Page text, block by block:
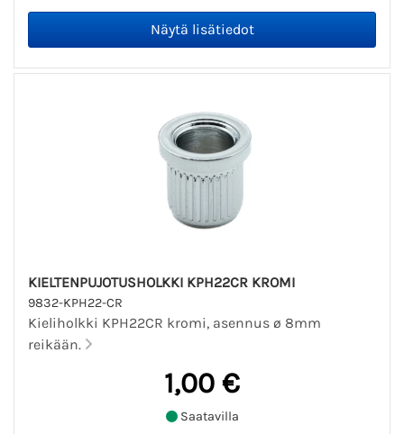
KIELTENPUJOTUSHOLKKI KPH22CR KROMI
9832-KPH22-CR
Kieliholkki KPH22CR kromi, asennus ø 8mm
reikään.
1,00 €
Saatavilla